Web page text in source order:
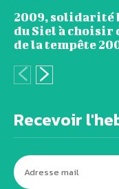
2009, solidarité
du Siel à choisir
de la tempête
Recevoir